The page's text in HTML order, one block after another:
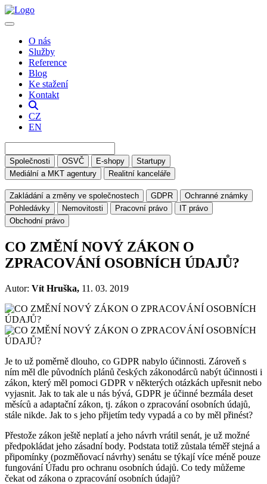
O nás
Služby
Reference
Blog
Ke stažení
Kontakt
CZ
EN
Společnosti OSVČ E-shopy
Startupy
Mediální a MKT agentury
Realitní kanceláře
Zakládání a změny ve společnostech GDPR
Ochranné známky
Pohledávky
Nemovitosti Pracovní právo
IT právo
Obchodní právo
CO ZMĚNÍ NOVÝ ZÁKON O
ZPRACOVÁNÍ OSOBNÍCH ÚDAJŮ?
Autor: Vít Hruška, 11. 03. 2019
Je to už poměrně dlouho, co GDPR nabylo účinnosti. Zároveň s
ním měl dle původních plánů českých zákonodárců nabýt účinnosti i
zákon, který měl pomoci GDPR v některých otázkách upřesnit nebo
vyjasnit. Jak to tak ale u nás bývá, GDPR je účinné bezmála deset
měsíců a adaptační zákon, tj. zákon o zpracování osobních údajů,
stále nikde. Jak to s jeho přijetím tedy vypadá a co by měl přinést?
Přestože zákon ještě neplatí a jeho návrh vrátil senát, je už možné
předpokládat jeho zásadní body. Podstata totiž zůstala téměř stejná a
připomínky (pozměňovací návrhy) senátu se týkají více méně pouze
fungování Úřadu pro ochranu osobních údajů. Co tedy můžeme
čekat od zákona o zpracování osobních údajů?